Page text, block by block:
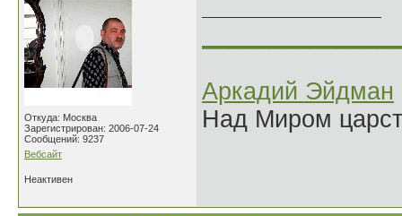
Откуда: Москва
Зарегистрирован: 2006-07-24
Сообщений: 9237
Вебсайт
Аркадий Эйдман
Над Миром
Неактивен